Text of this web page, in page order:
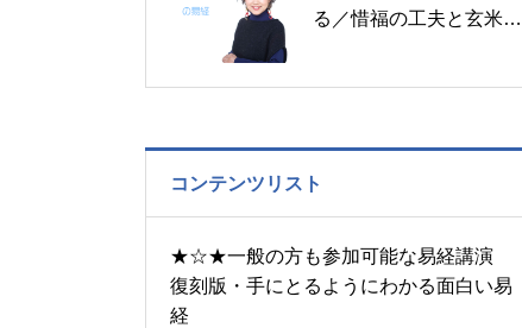
6日分の易経一日一言
る／惜福の工夫と玄米食
の書～1月14日～18日の
コンテンツリスト
★☆★一般の方も参加可能な易経講演
復刻版・手にとるようにわかる面白い易
経